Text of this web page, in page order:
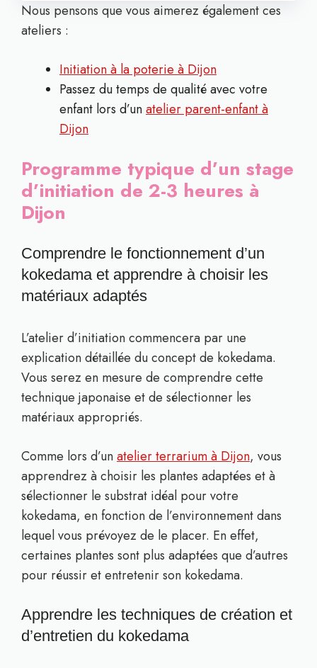
Nous pensons que vous aimerez également ces
ateliers :
Initiation à la poterie à Dijon
Passez du temps de qualité avec votre
enfant lors d’unatelier parent-enfant à
Dijon
Programme typique d’un stage
d’initiation de 2-3 heures à
Dijon
Comprendre le fonctionnement d’un
kokedama et apprendre à choisir les
matériaux adaptés
L’atelier d’initiation commencera par une
explication détaillée du concept de kokedama.
Vous serez en mesure de comprendre cette
technique japonaise et de sélectionner les
matériaux appropriés.
Comme lors d’unatelier terrarium à Dijon, vous
apprendrez à choisir les plantes adaptées et à
sélectionner le substrat idéal pour votre
kokedama, en fonction de l’environnement dans
lequel vous prévoyez de le placer. En effet,
certaines plantes sont plus adaptées que d’autres
pour réussir et entretenir son kokedama.
Apprendre les techniques de création et
d’entretien du kokedama